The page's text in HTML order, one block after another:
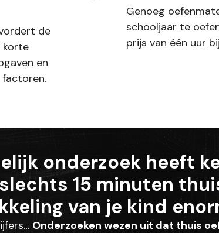
de
korte
en
factoren.
Genoeg
schooljaar te
prijs van één uur
onderzoek heeft
15 minuten
van je kind
Onderzoeken wezen uit dat thuis